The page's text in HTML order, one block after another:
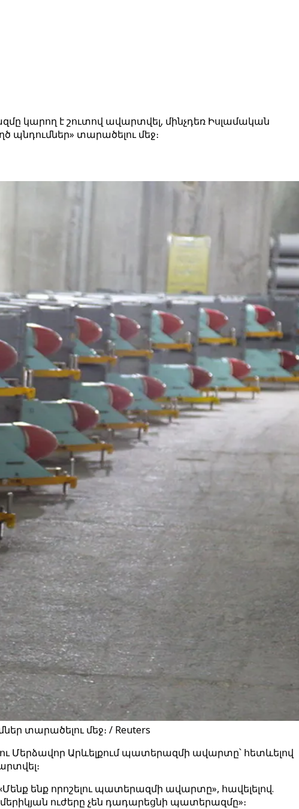
կարող է շուտով ավարտվել, մինչդեռ Իսլամական
տարածելու մեջ։
տարածելու մեջ։ / Reuters
Մերձավոր Արևելքում պատերազմի ավարտը՝ հետևելով
ենք որոշելու պատերազմի ավարտը», հավելելով.
ուժերը չեն դադարեցնի պատերազմը»։